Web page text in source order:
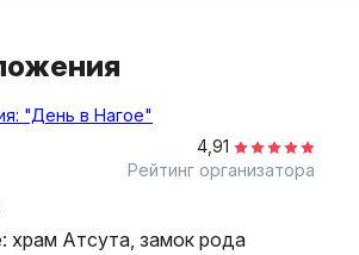
4,91
Рейтинг организатора
храм Атсута, замок рода